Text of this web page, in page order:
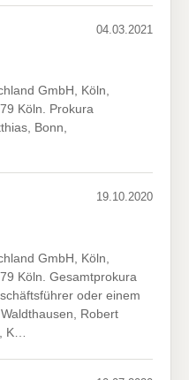
04.03.2021
GmbH, Köln,
Köln. Prokura
Bonn,
19.10.2020
GmbH, Köln,
Köln. Gesamtprokura
oder einem
Robert
K…